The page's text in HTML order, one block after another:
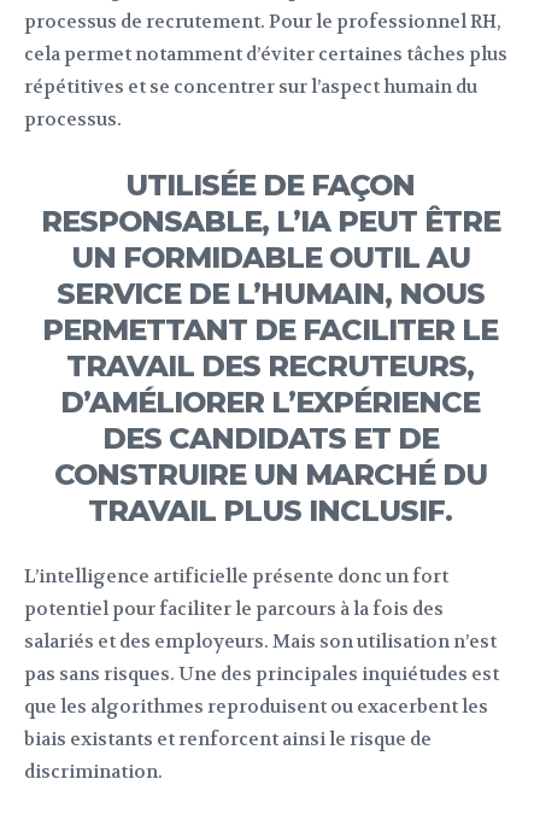
processus de recrutement. Pour le professionnel RH,
cela permet notamment d’éviter certaines tâches plus
répétitives et se concentrer sur l’aspect humain du
processus.
UTILISÉE DE FAÇON
RESPONSABLE, L’IA PEUT ÊTRE
UN FORMIDABLE OUTIL AU
SERVICE DE L’HUMAIN, NOUS
PERMETTANT DE FACILITER LE
TRAVAIL DES RECRUTEURS,
D’AMÉLIORER L’EXPÉRIENCE
DES CANDIDATS ET DE
CONSTRUIRE UN MARCHÉ DU
TRAVAIL PLUS INCLUSIF.
L’intelligence artificielle présente donc un fort
potentiel pour faciliter le parcours à la fois des
salariés et des employeurs. Mais son utilisation n’est
pas sans risques. Une des principales inquiétudes est
que les algorithmes reproduisent ou exacerbent les
biais existants et renforcent ainsi le risque de
discrimination.